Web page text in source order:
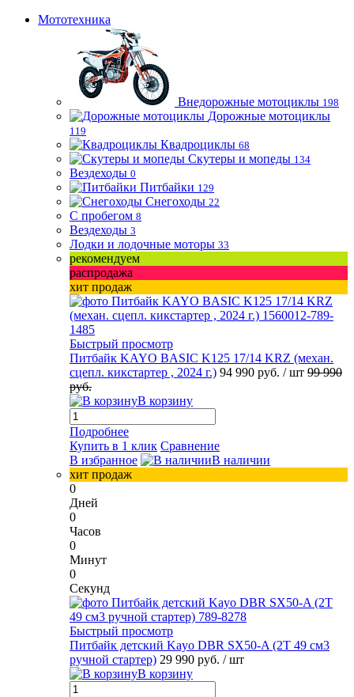
Мототехника
Внедорожные мотоциклы 198
Дорожные мотоциклы
119
Квадроциклы 68
Скутеры и мопеды 134
Вездеходы 0
Питбайки 129
Снегоходы 22
С пробегом 8
Вездеходы 3
Лодки и лодочные моторы 33
рекомендуем
распродажа
хит продаж
Быстрый просмотр
Питбайк KAYO BASIC K125 17/14 KRZ (механ.
сцепл. кикстартер , 2024 г.) 94 990 руб. / шт 99 990
руб.
В корзину
Подробнее
Купить в 1 клик Сравнение
В избранное
В наличии
хит продаж
0
Дней
0
Часов
0
Минут
0
Секунд
Быстрый просмотр
Питбайк детский Kayo DBR SX50-A (2T 49 см3
ручной стартер) 29 990 руб. / шт
В корзину